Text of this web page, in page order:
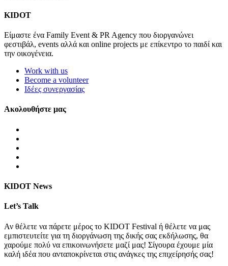
KIDOT
Είμαστε ένα Family Event & PR Agency που διοργανώνει
φεστιβάλ, events αλλά και online projects με επίκεντρο το παιδί και
την οικογένεια.
Work with us
Become a volunteer
Ιδέες συνεργασίας
Ακολουθήστε μας
KIDOT News
Let’s Talk
Αν θέλετε να πάρετε μέρος το KIDOT Festival ή θέλετε να μας
εμπιστευτείτε για τη διοργάνωση της δικής σας εκδήλωσης, θα
χαρούμε πολύ να επικοινωνήσετε μαζί μας! Σίγουρα έχουμε μία
καλή ιδέα που ανταποκρίνεται στις ανάγκες της επιχείρησής σας!